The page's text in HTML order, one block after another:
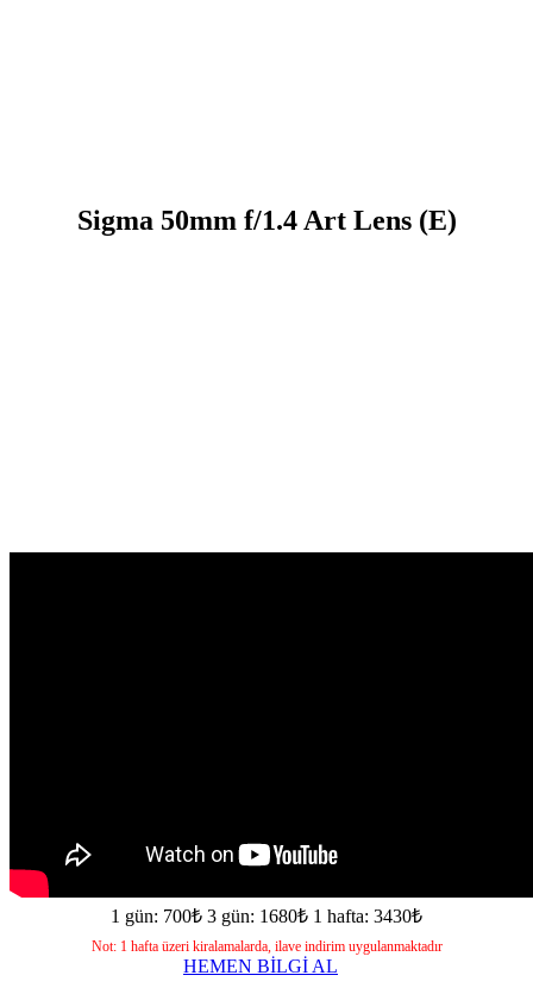
Sigma 50mm f/1.4 Art Lens (E)
1 gün: 700₺ 3 gün: 1680₺ 1 hafta: 3430₺
Not: 1 hafta üzeri kiralamalarda, ilave indirim uygulanmaktadır
HEMEN BİLGİ AL